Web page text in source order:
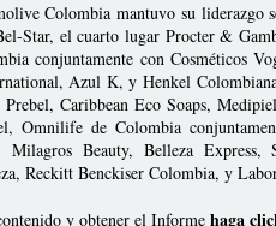
Colombia mantuvo su
Star, el cuarto lugar Procter &
conjuntamente con Cosméticos
Azul K, y Henkel
Caribbean Eco Soaps,
Omnilife de Colombia
Milagros Beauty, Belleza
Reckitt Benckiser Colombia, y
y obtener el Informe haga